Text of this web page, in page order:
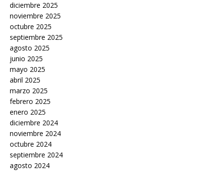
diciembre 2025
noviembre 2025
octubre 2025
septiembre 2025
agosto 2025
junio 2025
mayo 2025
abril 2025
marzo 2025
febrero 2025
enero 2025
diciembre 2024
noviembre 2024
octubre 2024
septiembre 2024
agosto 2024